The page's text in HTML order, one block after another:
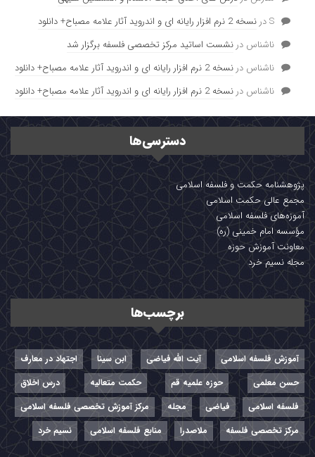
نمایشگر
Sدرنسخه 2 نرم افزار رایانه ای و اندروید آثار علامه مصباح+ دانلود
ناشناس درنشست اساتید مرکز تخصصی فلسفه برگزار شد
ناشناس درنسخه 2 نرم افزار رایانه ای و اندروید آثار علامه مصباح+ دانلود
ناشناس درنسخه 2 نرم افزار رایانه ای و اندروید آثار علامه مصباح+ دانلود
دسترسی‌ها
پژوهشنامه حکمت و فلسفه اسلامی
مجمع عالی حکمت اسلامی
آموزه‌های فلسفه اسلامی
مؤسسه امام خمینی (ره)
معاونت آموزش حوزه
مجله نسیم خرد
برچسب‌ها
آموزش فلسفه اسلامی آیت الله فیاضی ابن سینا
اجتهاد در معارف
حسن معلمی
حوزه علمیه قم حکمت متعالیه
درس اخلاق
فلسفه اسلامی
فیاضی مجله
مرکز آموزش تخصصی فلسفه اسلامی
مرکز تخصصی فلسفه
ملاصدرا منابع فلسفه اسلامی نسیم خرد